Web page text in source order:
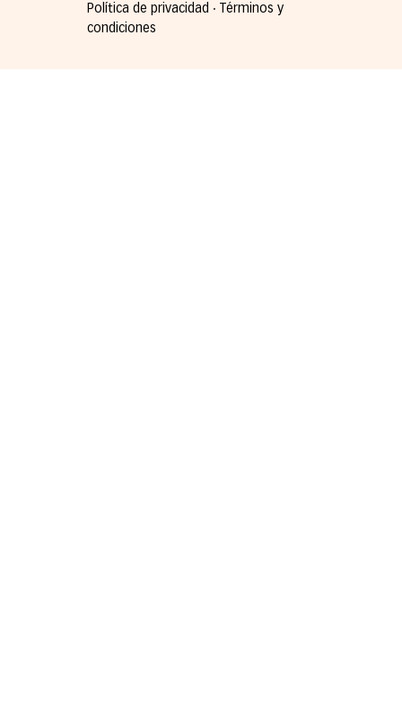
Política de privacidad ∙ Términos y
condiciones